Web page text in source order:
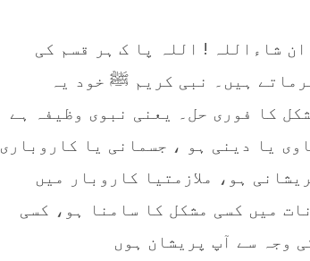
شاءاللہ ! اللہ پا ک ہر قسم کی
ہیں۔ نبی کریم ﷺ خود یہ
کا فوری حل۔ یعنی نبوی وظیفہ ہے
یا دینی ہو ، جسمانی یا کاروباری
ہو، ملازمتیا کاروبار میں
میں کسی مشکل کا سامنا ہو، کسی
وجہ سے آپ پریشان ہوں